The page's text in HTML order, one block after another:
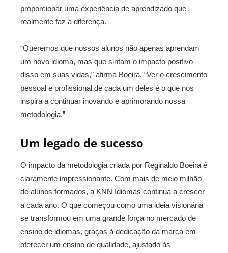
proporcionar uma experiência de aprendizado que
realmente faz a diferença.
“Queremos que nossos alunos não apenas aprendam
um novo idioma, mas que sintam o impacto positivo
disso em suas vidas,” afirma Boeira. “Ver o crescimento
pessoal e profissional de cada um deles é o que nos
inspira a continuar inovando e aprimorando nossa
metodologia.”
Um legado de sucesso
O impacto da metodologia criada por Reginaldo Boeira é
claramente impressionante. Com mais de meio milhão
de alunos formados, a KNN Idiomas continua a crescer
a cada ano. O que começou como uma ideia visionária
se transformou em uma grande força no mercado de
ensino de idiomas, graças à dedicação da marca em
oferecer um ensino de qualidade, ajustado às